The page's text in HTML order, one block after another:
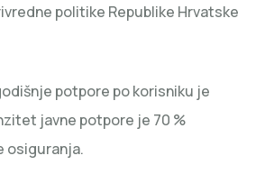
politike Republike Hrvatske
potpore po korisniku je
javne potpore je 70 %
osiguranja.